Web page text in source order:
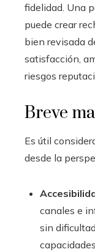
fidelidad. Una
puede crear
bien revisada
satisfacción,
riesgos
Breve
Es útil
desde la
canales e
sin